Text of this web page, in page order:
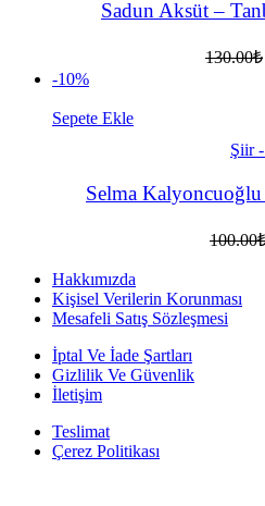
Sadun Aksüt –
130.00₺
-10%
Sepete Ekle
Şiir
Selma Kalyoncuoğlu
100.00
Hakkımızda
Kişisel Verilerin Korunması
Mesafeli Satış Sözleşmesi
İptal Ve İade Şartları
Gizlilik Ve Güvenlik
İletişim
Teslimat
Çerez Politikası